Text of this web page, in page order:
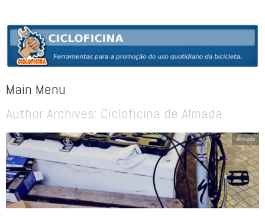
CICLOFICINA
Ferramentas para a promoção do uso quotidiano da bicicleta
Main Menu
Skip to content
Author Archives: Cicloficina de Almada
Almada